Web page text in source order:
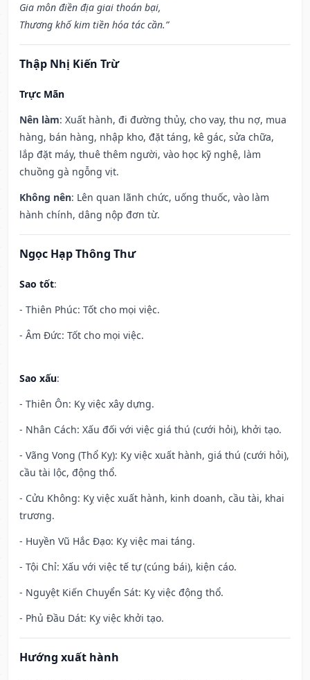
Gia môn điền địa giai thoán bại,
Thương khố kim tiền hóa tác cần.”
Thập Nhị Kiến Trừ
Trực Mãn
Nên làm: Xuất hành, đi đường thủy, cho vay, thu nợ, mua
hàng, bán hàng, nhập kho, đặt táng, kê gác, sửa chữa,
lắp đặt máy, thuê thêm người, vào học kỹ nghệ, làm
chuồng gà ngỗng vịt.
Không nên: Lên quan lãnh chức, uống thuốc, vào làm
hành chính, dâng nộp đơn từ.
Ngọc Hạp Thông Thư
Sao tốt:
- Thiên Phúc: Tốt cho mọi việc.
- Âm Đức: Tốt cho mọi việc.
Sao xấu:
- Thiên Ôn: Kỵ việc xây dựng.
- Nhân Cách: Xấu đối với việc giá thú (cưới hỏi), khởi tạo.
- Vãng Vong (Thổ Kỵ): Kỵ việc xuất hành, giá thú (cưới hỏi),
cầu tài lộc, động thổ.
- Cửu Không: Kỵ việc xuất hành, kinh doanh, cầu tài, khai
trương.
- Huyền Vũ Hắc Đạo: Kỵ việc mai táng.
- Tội Chỉ: Xấu với việc tế tự (cúng bái), kiện cáo.
- Nguyệt Kiến Chuyển Sát: Kỵ việc động thổ.
- Phủ Đầu Dát: Kỵ việc khởi tạo.
Hướng xuất hành